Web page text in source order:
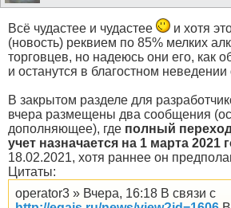
Всё чудастее и чудастее
и хотя
(новость) реквием по 85% мелких
торговцев, но надеюсь они его, как
и останутся в благостном
В закрытом разделе для
вчера размещены два сообщения
дополняющее), где полный
учет назначается на 1 марта 2021
18.02.2021, хотя раннее он
Цитаты:
operator3 » Вчера, 16:18 В связи с